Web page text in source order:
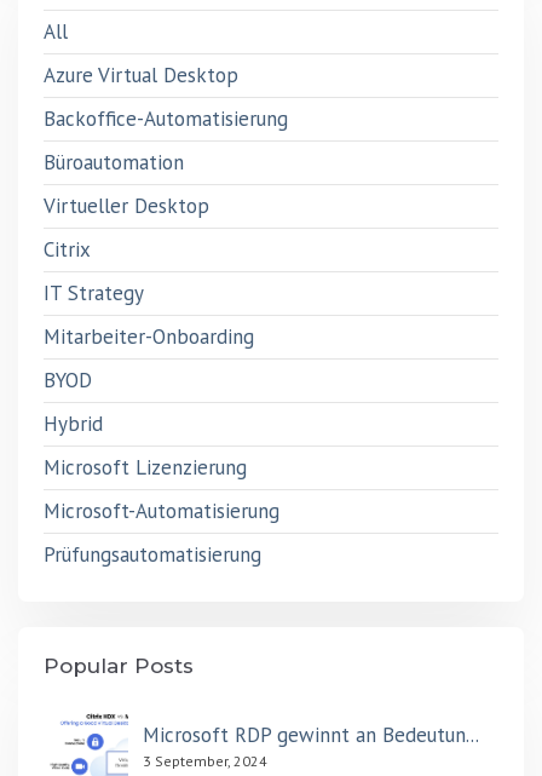
All
Azure Virtual Desktop
Backoffice-Automatisierung
Büroautomation
Virtueller Desktop
Citrix
IT Strategy
Mitarbeiter-Onboarding
BYOD
Hybrid
Microsoft Lizenzierung
Microsoft-Automatisierung
Prüfungsautomatisierung
Popular Posts
Microsoft RDP gewinnt an Bedeutun...
3 September, 2024